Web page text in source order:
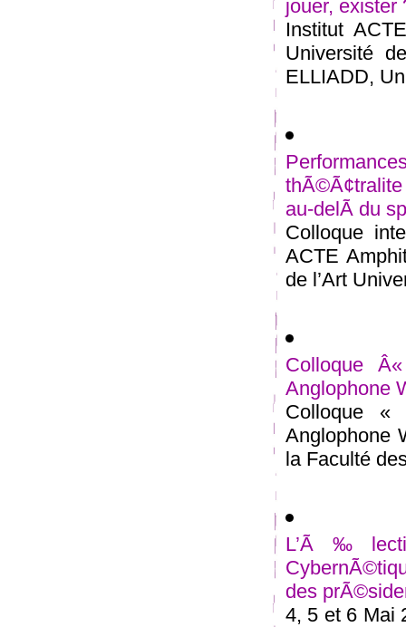
jouer, exister
Institut
Université
ELLIADD,
au-delÃ du
Colloque
ACTE
de l’Art
Colloque
Anglophone
Colloque «
Anglophone
la Faculté
des
4, 5 et 6 Mai